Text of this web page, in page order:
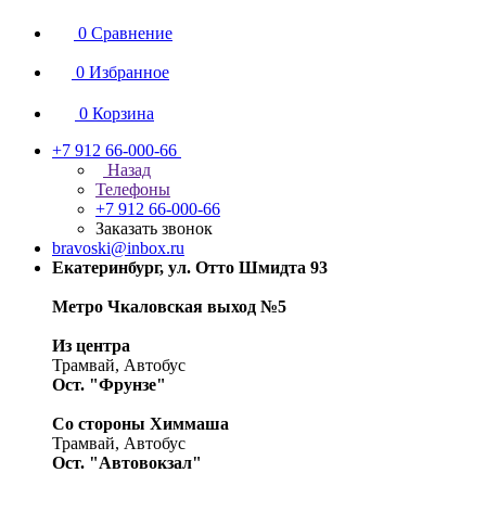
0 Сравнение
0 Избранное
0 Корзина
+7 912 66-000-66
Назад
Телефоны
+7 912 66-000-66
Заказать звонок
bravoski@inbox.ru
Екатеринбург, ул. Отто Шмидта 93
Метро Чкаловская выход №5
Из центра
Трамвай, Автобус
Ост. "Фрунзе"
Со стороны Химмаша
Трамвай, Автобус
Ост. "Автовокзал"